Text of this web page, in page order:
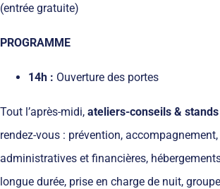
(entrée gratuite)
PROGRAMME
14h : Ouverture des portes
Tout l’après-midi, ateliers-conseils & stands
rendez-vous : prévention,
administratives et financières,
longue durée, prise en charge de nuit,